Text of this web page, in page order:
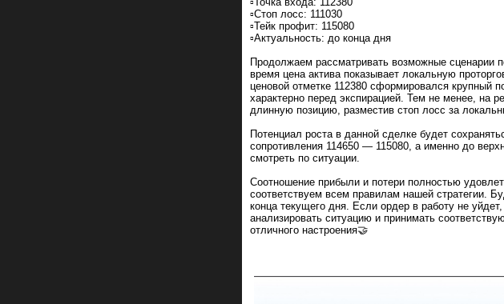
▫️Стоп лосс: 111030
▫️Тейк профит: 115080
▫️Актуальность: до конца дня
Продолжаем рассматривать возможные
время цена актива показывает локальную
ценовой отметке 112380 сформировался крупный
характерно перед экспирацией. Тем не менее, на
длинную позицию, разместив стоп лосс за
Потенциал роста в данной сделке будет
сопротивления 114650 — 115080, а именно до
смотреть по ситуации.
Соотношение прибыли и потери полностью
соответствуем всем правилам нашей стратегии.
конца текущего дня. Если ордер в работу не
анализировать ситуацию и принимать
отличного настроения🤝